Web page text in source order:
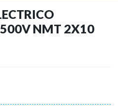
NMT 2X10